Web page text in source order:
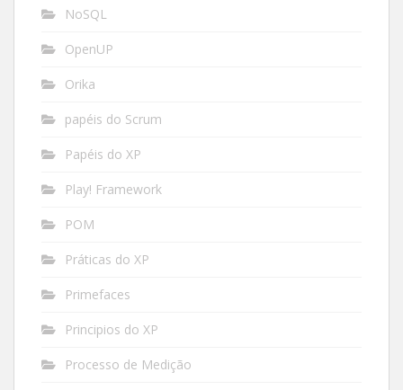
NoSQL
OpenUP
Orika
papéis do Scrum
Papéis do XP
Play! Framework
POM
Práticas do XP
Primefaces
Principios do XP
Processo de Medição